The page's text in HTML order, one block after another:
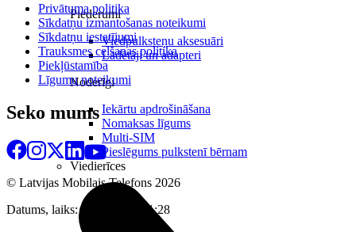
Piederumi
Viedpulksteņu aksesuāri
Lādētāji un adapteri
Noderīgi
Iekārtu apdrošināšana
Nomaksas līgums
Multi-SIM
Pieslēgums pulkstenī bērnam
Viedierīces
Privātuma politika
Sīkdatņu izmantošanas noteikumi
Sīkdatņu iestatījumi
Trauksmes celšanas politika
Piekļūstamība
Līgumu noteikumi
Seko mums
© Latvijas Mobilais Telefons 2026
Datums, laiks: 07.08.2026 01:28